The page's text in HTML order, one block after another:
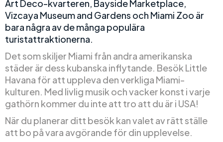
Art Deco-kvarteren, Bayside Marketplace,
Vizcaya Museum and Gardens och Miami Zoo är
bara några av de många populära
turistattraktionerna.
Det som skiljer Miami från andra amerikanska
städer är dess kubanska inflytande. Besök Little
Havana för att uppleva den verkliga Miami-
kulturen. Med livlig musik och vacker konst i varje
gathörn kommer du inte att tro att du är i USA!
När du planerar ditt besök kan valet av rätt ställe
att bo på vara avgörande för din upplevelse.